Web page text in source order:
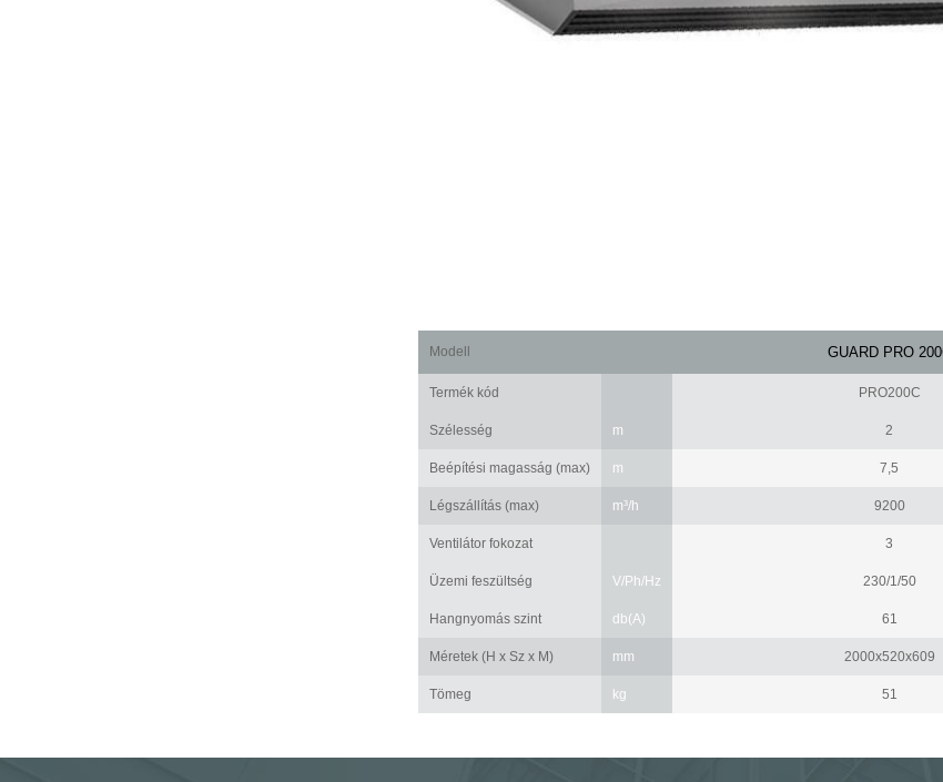
Modell GUARD PRO
Termék kód PRO200C
Szélesség m 2
Beépítési magasság (max) m 7,5
Légszállítás (max) m³/h 9200
Ventilátor fokozat 3
Üzemi feszültség V/Ph/Hz 230/1/50
Hangnyomás szint db(A) 61
Méretek (H x Sz x M) mm 2000x520x609
Tömeg kg 51